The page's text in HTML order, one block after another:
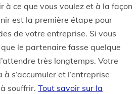
à ce que vous voulez et à la façon
est la première étape pour
de votre entreprise. Si vous
le partenaire fasse quelque
très longtemps. Votre
s’accumuler et l’entreprise
souffrir. Tout savoir sur la